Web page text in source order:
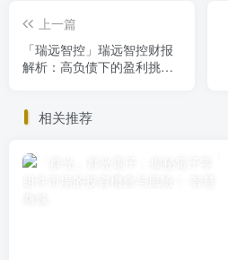
上一篇
「瑞远智控」瑞远智控财报
解析：高负债下的盈利挑战
相关推荐